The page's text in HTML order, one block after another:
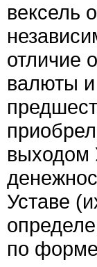
вексель
отличие
валюты
выходом
Уставе
по